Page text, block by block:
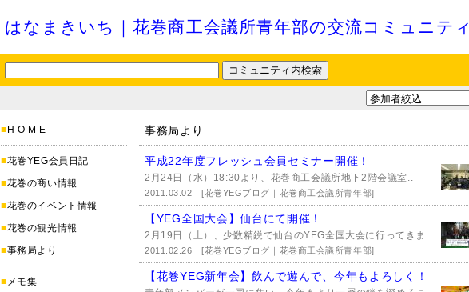
はなまきいち｜花巻商工会議所青年部の交流コミュニティ
■ H O M E
■花巻YEG会員日記
■花巻の商い情報
■花巻のイベント情報
■花巻の観光情報
■事務局より
■ メモ集
事務局より
平成22年度フレッシュ会員セミナー開催！
2月24日（水）18:30より、花巻商工会議所地下2階会議室..
2011.03.02[花巻YEGブログ｜花巻商工会議所青年部]
【YEG全国大会】仙台にて開催！
2月19日（土）、少数精鋭で仙台のYEG全国大会に行ってきま..
2011.02.26[花巻YEGブログ｜花巻商工会議所青年部]
【花巻YEG新年会】飲んで遊んで、今年もよろしく！